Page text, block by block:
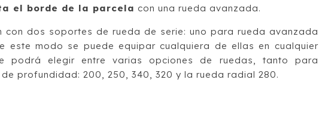
el borde de la parcela con una rueda avanzada.
con dos soportes de rueda de serie: uno para rueda avanzada
modo se puede equipar cualquiera de ellas en cualquier
podrá elegir entre varias opciones de ruedas, tanto para
profundidad: 200, 250, 340, 320 y la rueda radial 280.